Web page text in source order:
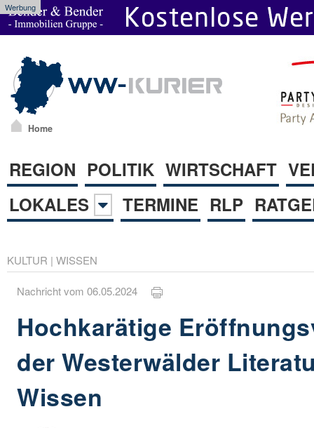
Werbung
Home
REGION POLITIK WIRTSCHAFT
LOKALES
TERMINE RLP
KULTUR | WISSEN
Nachricht vom 06.05.2024
Hochkarätige
der Westerwälder
Wissen